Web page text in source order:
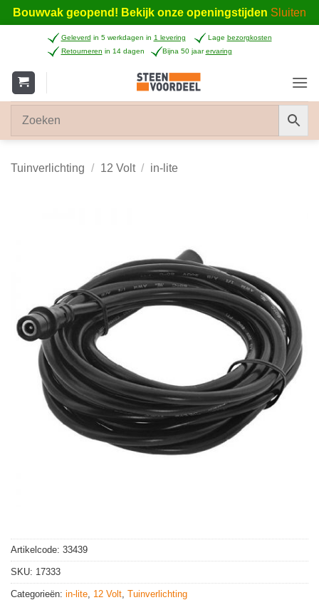
Bouwvak geopend! Bekijk onze openingstijden Sluiten
inhoud
Geleverd in 5 werkdagen in 1 levering Lage bezorgkosten
Retourneren in 14 dagen Bijna 50 jaarervaring
Tuinverlichting / 12 Volt / in-lite
Artikelcode: 33439
SKU: 17333
Categorieën: in-lite 12 Volt Tuinverlichting